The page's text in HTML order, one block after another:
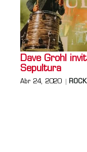
Dave Grohl
Sepultura
Abr 24, 2020